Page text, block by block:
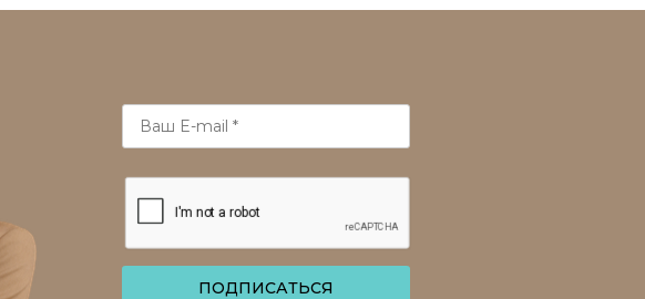
ПОДПИСАТЬСЯ